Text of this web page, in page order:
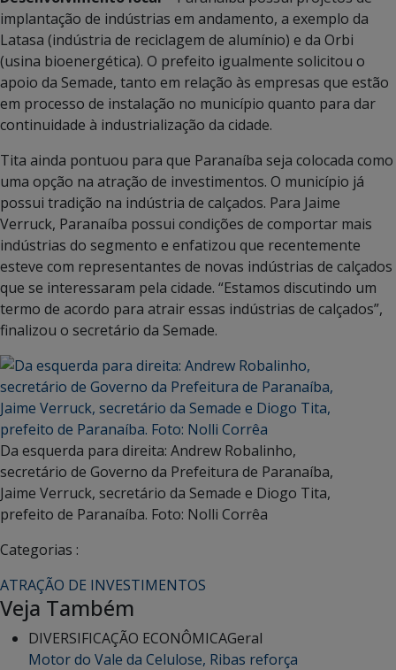
implantação de indústrias em andamento, a exemplo da
Latasa (indústria de reciclagem de alumínio) e da Orbi
(usina bioenergética). O prefeito igualmente solicitou o
apoio da Semade, tanto em relação às empresas que estão
em processo de instalação no município quanto para dar
continuidade à industrialização da cidade.
Tita ainda pontuou para que Paranaíba seja colocada como
uma opção na atração de investimentos. O município já
possui tradição na indústria de calçados. Para Jaime
Verruck, Paranaíba possui condições de comportar mais
indústrias do segmento e enfatizou que recentemente
esteve com representantes de novas indústrias de calçados
que se interessaram pela cidade. “Estamos discutindo um
termo de acordo para atrair essas indústrias de calçados”,
finalizou o secretário da Semade.
Da esquerda para direita: Andrew Robalinho,
secretário de Governo da Prefeitura de Paranaíba,
Jaime Verruck, secretário da Semade e Diogo Tita,
prefeito de Paranaíba. Foto: Nolli Corrêa
Categorias :
ATRAÇÃO DE INVESTIMENTOS
Veja Também
DIVERSIFICAÇÃO ECONÔMICAGeral
Motor do Vale da Celulose, Ribas reforça